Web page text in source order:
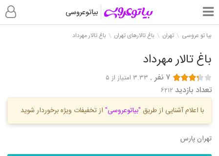
بیاتوعروسی
باغ تالار مهرداد
۷ نفر. ۳.۳۳ امتیاز از ۵
تعداد بازدید ۶۲۱۲
با اعلام آشنایی از طریق "بیاتوعروسی" از تخفیفات ویژه برخوردار شوید
تهران پارس
بیا تو عروسی تهران باغ تالارهای تهران باغ تالار مهرداد